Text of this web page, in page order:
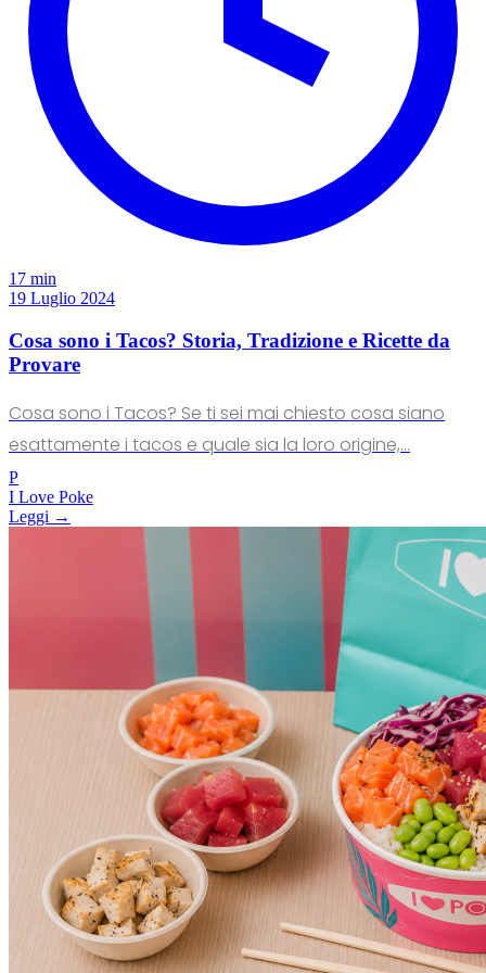
17 min
19 Luglio 2024
Cosa sono i Tacos? Storia, Tradizione e Ricette da
Provare
Cosa sono i Tacos? Se ti sei mai chiesto cosa siano
esattamente i tacos e quale sia la loro origine,...
P
I Love Poke
Leggi →